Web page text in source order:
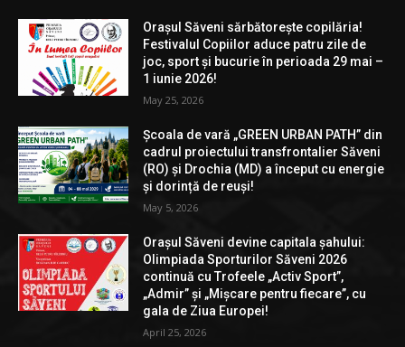
Orașul Săveni sărbătorește copilăria!
Festivalul Copiilor aduce patru zile de
joc, sport și bucurie în perioada 29 mai –
1 iunie 2026!
May 25, 2026
Școala de vară „GREEN URBAN PATH” din
cadrul proiectului transfrontalier Săveni
(RO) și Drochia (MD) a început cu energie
și dorință de reuși!
May 5, 2026
Orașul Săveni devine capitala șahului:
Olimpiada Sporturilor Săveni 2026
continuă cu Trofeele „Activ Sport”,
„Admir” și „Mișcare pentru fiecare”, cu
gala de Ziua Europei!
April 25, 2026